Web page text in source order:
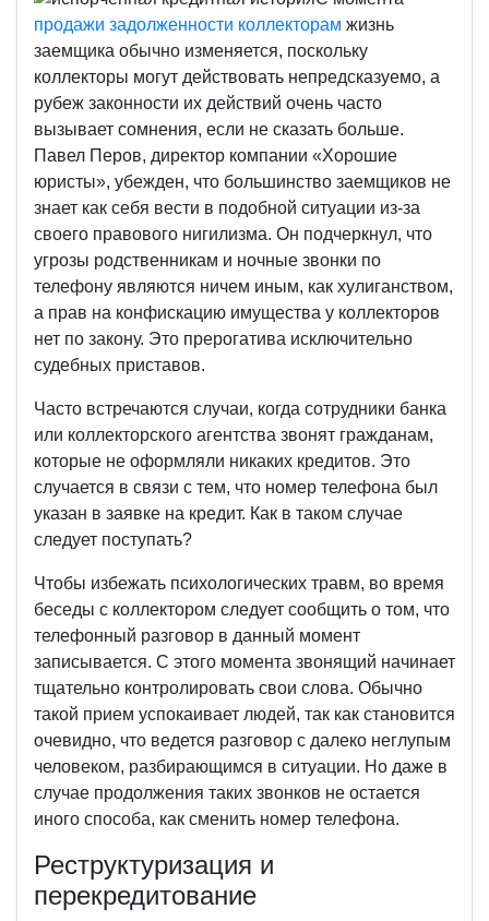
продажи задолженности коллекторам жизнь
заемщика обычно изменяется, поскольку
коллекторы могут действовать непредсказуемо, а
рубеж законности их действий очень часто
вызывает сомнения, если не сказать больше.
Павел Перов, директор компании «Хорошие
юристы», убежден, что большинство заемщиков не
знает как себя вести в подобной ситуации из-за
своего правового нигилизма. Он подчеркнул, что
угрозы родственникам и ночные звонки по
телефону являются ничем иным, как хулиганством,
а прав на конфискацию имущества у коллекторов
нет по закону. Это прерогатива исключительно
судебных приставов.
Часто встречаются случаи, когда сотрудники банка
или коллекторского агентства звонят гражданам,
которые не оформляли никаких кредитов. Это
случается в связи с тем, что номер телефона был
указан в заявке на кредит. Как в таком случае
следует поступать?
Чтобы избежать психологических травм, во время
беседы с коллектором следует сообщить о том, что
телефонный разговор в данный момент
записывается. С этого момента звонящий начинает
тщательно контролировать свои слова. Обычно
такой прием успокаивает людей, так как становится
очевидно, что ведется разговор с далеко неглупым
человеком, разбирающимся в ситуации. Но даже в
случае продолжения таких звонков не остается
иного способа, как сменить номер телефона.
Реструктуризация и
перекредитование